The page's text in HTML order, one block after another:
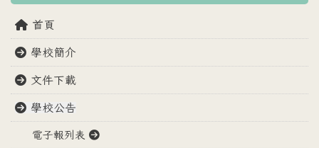
首頁
學校簡介
文件下載
學校公告
電子報列表